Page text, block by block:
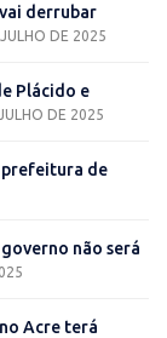
derrubar
DE 2025
Plácido e
DE 2025
prefeitura de
não será
Acre terá